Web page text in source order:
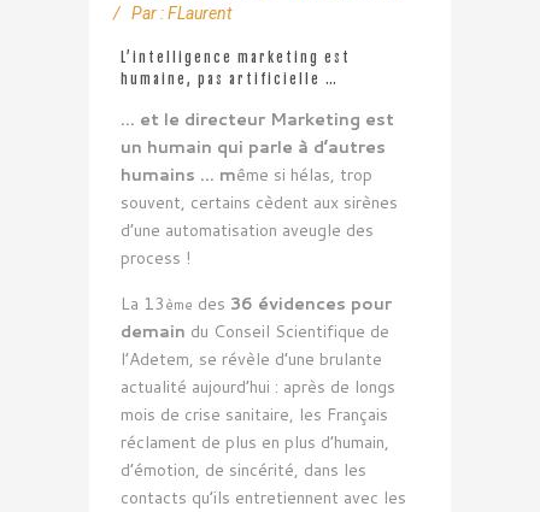
Par :FLaurent
L’intelligence marketing est
humaine, pas artificielle …
… et le directeur Marketing est
un humain qui parle à d’autres
humains … même si hélas, trop
souvent, certains cèdent aux sirènes
d’une automatisation aveugle des
process !
La 13ème des 36 évidences pour
demain du Conseil Scientifique de
l’Adetem, se révèle d’une brulante
actualité aujourd’hui : après de longs
mois de crise sanitaire, les Français
réclament de plus en plus d’humain,
d’émotion, de sincérité, dans les
contacts qu’ils entretiennent avec les